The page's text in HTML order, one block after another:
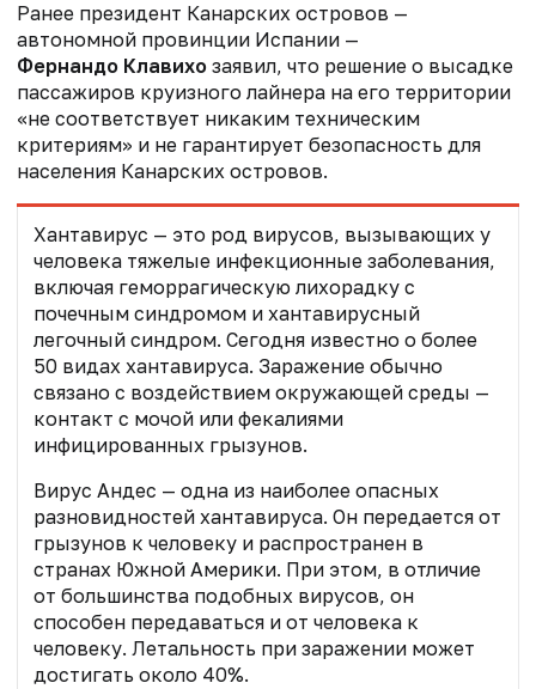
Ранее президент Канарских островов —
автономной провинции Испании —
Фернандо Клавихо заявил, что решение о высадке
пассажиров круизного лайнера на его территории
«не соответствует никаким техническим
критериям» и не гарантирует безопасность для
населения Канарских островов.
Хантавирус — это род вирусов, вызывающих у
человека тяжелые инфекционные заболевания,
включая геморрагическую лихорадку с
почечным синдромом и хантавирусный
легочный синдром. Сегодня известно о более
50 видах хантавируса. Заражение обычно
связано с воздействием окружающей среды —
контакт с мочой или фекалиями
инфицированных грызунов.
Вирус Андес — одна из наиболее опасных
разновидностей хантавируса. Он передается от
грызунов к человеку и распространен в
странах Южной Америки. При этом, в отличие
от большинства подобных вирусов, он
способен передаваться и от человека к
человеку. Летальность при заражении может
достигать около 40%.